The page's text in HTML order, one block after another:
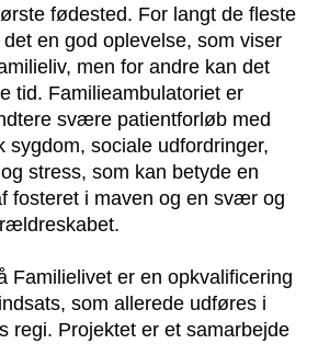
fødested. For langt de fleste
en god oplevelse, som viser
men for andre kan det
tid. Familieambulatoriet er
svære patientforløb med
sygdom, sociale udfordringer,
stress, som kan betyde en
fosteret i maven og en svær og
Familielivet er en opkvalificering
som allerede udføres i
regi. Projektet er et samarbejde